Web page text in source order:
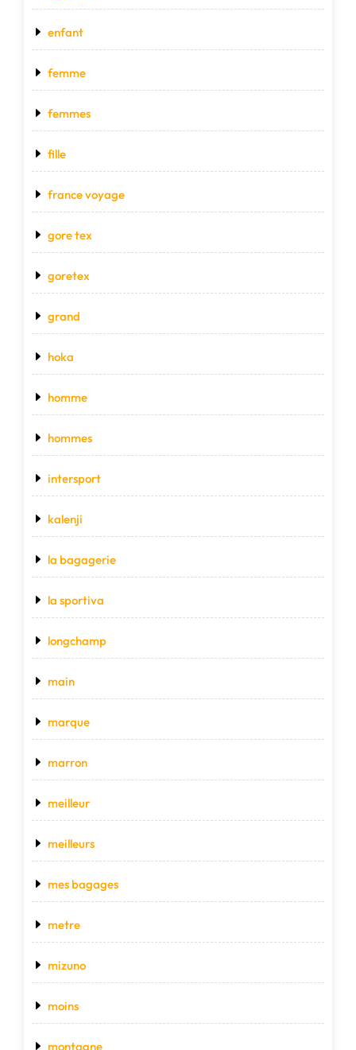
enfant
femme
femmes
fille
france voyage
gore tex
goretex
grand
hoka
homme
hommes
intersport
kalenji
la bagagerie
la sportiva
longchamp
main
marque
marron
meilleur
meilleurs
mes bagages
metre
mizuno
moins
montagne